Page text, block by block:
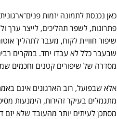
כאן נכנסת לתמונה יזמות
פתרונות, לשפר תהליכים, לייצר ערך
שיפור חוויית לקוח, מעבר לתהליך
שבעבר כלל לא עבדו יחד. במקרים
מסדרה של שיפורים קטנים וחכמים
אלא שבפועל, רוב הארגונים אינם
מתגמלים בעיקר זהירות, הימנעות
מסתכן לעיתים יותר מהעובד שלא יזם